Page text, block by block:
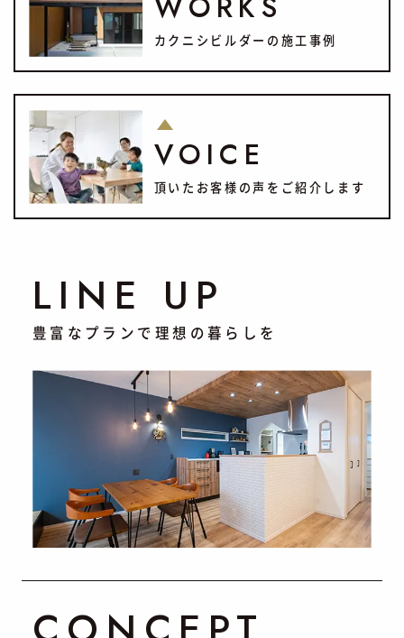
カクニシビルダーの施工事例
VOICE
頂いたお客様の声をご紹介します
LINE UP
豊富なプランで理想の暮らしを